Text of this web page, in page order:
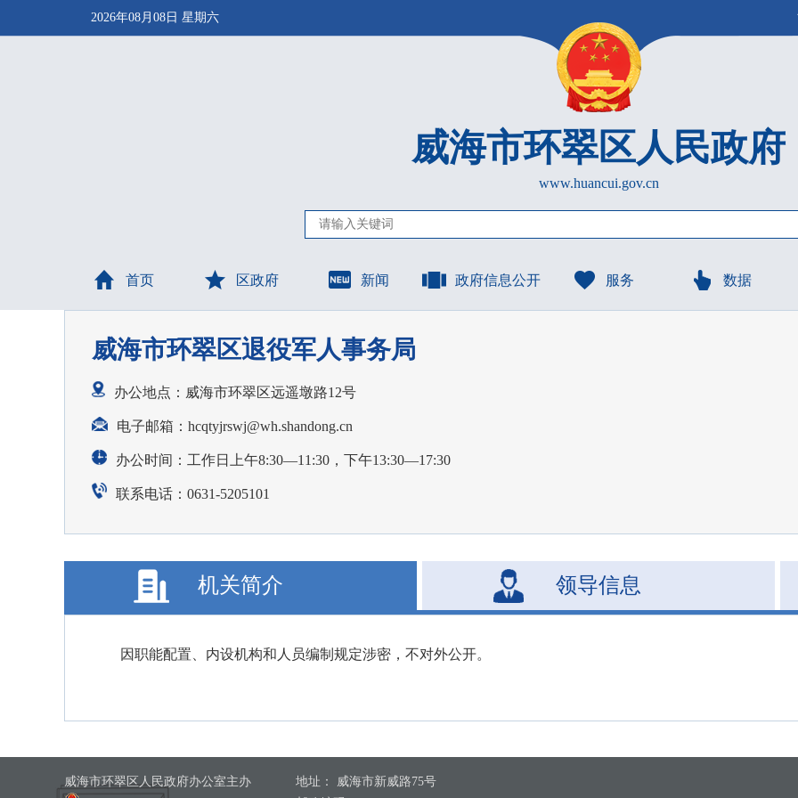
威海市环翠区人民政府
www.huancui.gov.cn
2026年08月08日 星期六
首页 区政府 新闻 政府信息公开 服务 数据
威海市环翠区退役军人事务局
办公地点：威海市环翠区远遥墩路12号
电子邮箱： hcqtyjrswj@wh.shandong.cn
办公时间：工作日上午8:30—11:30，下午13:30—17:30
联系电话：0631-5205101
机关简介 领导信息
因职能配置、内设机构和人员编制规定涉密，不对外公开。
威海市环翠区人民政府办公室主办
地址： 威海市新威路75号